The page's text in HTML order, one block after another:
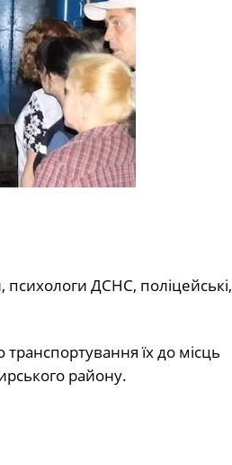
психологи ДСНС, поліцейські,
їх до місць
району.